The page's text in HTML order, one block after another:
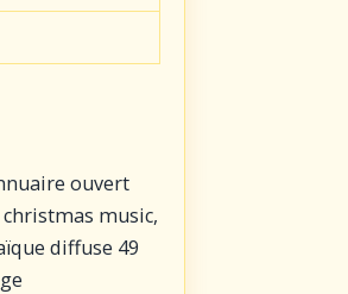
ouvert
music,
diffuse 49